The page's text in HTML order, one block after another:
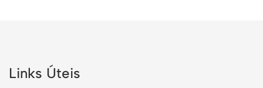
Links Úteis